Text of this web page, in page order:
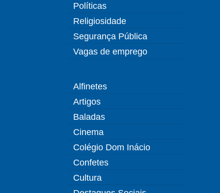
Políticas
Religiosidade
Segurança Pública
Vagas de emprego
Alfinetes
Artigos
Baladas
Cinema
Colégio Dom Inácio
Confetes
Cultura